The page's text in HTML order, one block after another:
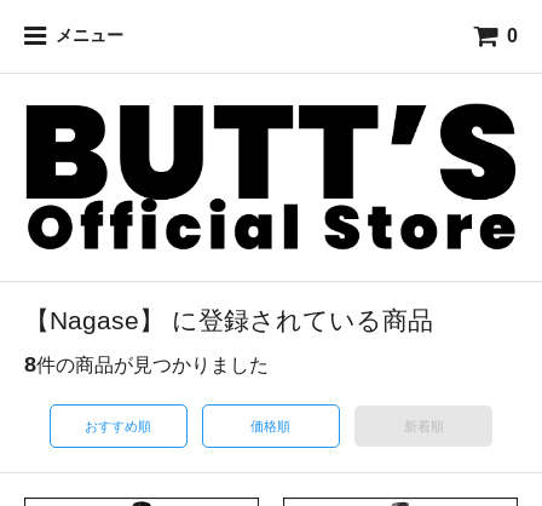
メニュー 0
【Nagase】 に登録されている商品
8件の商品が見つかりました
おすすめ順 価格順 新着順